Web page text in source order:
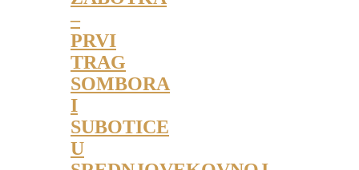
–
PRVI
TRAG
SOMBORA
I
SUBOTICE
U